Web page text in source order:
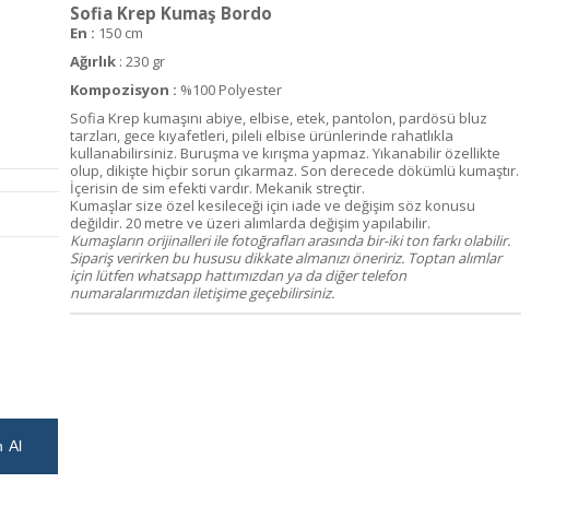
Sofia Krep Kumaş Bordo
En : 150 cm
Ağırlık : 230 gr
Kompozisyon : %100 Polyester
Sofia Krep kumaşını abiye, elbise, etek, pantolon, pardösü bluz
tarzları, gece kıyafetleri, pileli elbise ürünlerinde rahatlıkla
kullanabilirsiniz. Buruşma ve kırışma yapmaz. Yıkanabilir özellikte
olup, dikişte hiçbir sorun çıkarmaz. Son derecede dökümlü kumaştır.
İçerisin de sim efekti vardır. Mekanik streçtir.
Kumaşlar size özel kesileceği için iade ve değişim söz konusu
değildir. 20 metre ve üzeri alımlarda değişim yapılabilir.
Kumaşların orijinalleri ile fotoğrafları arasında bir-iki ton farkı olabilir.
Sipariş verirken bu hususu dikkate almanızı öneririz. Toptan alımlar
için lütfen whatsapp hattımızdan ya da diğer telefon
numaralarımızdan iletişime geçebilirsiniz.